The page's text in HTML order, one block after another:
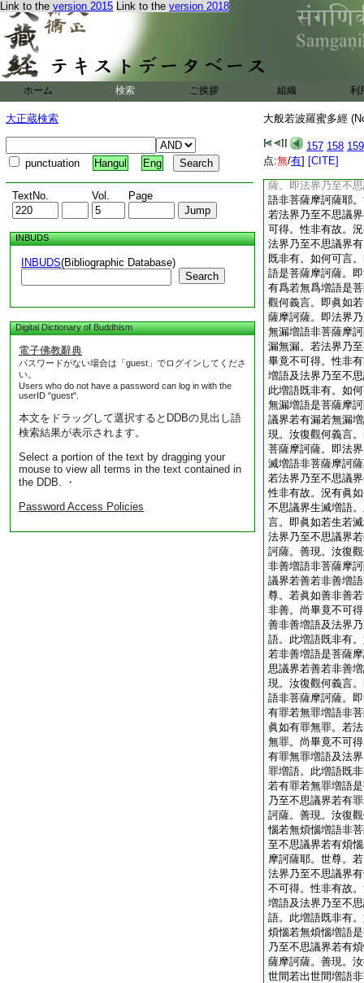
Link to the version 2015 Link to the version 2018
ホーム 検索 ご挨拶 組織 利
大正蔵検索
punctuation Hangul Eng
TextNo. Vol. Page
INBUDS
INBUDS(Bibliographic Database)
Search
Digital Dictionary of Buddhism
電子佛教辭典
パスワードがない場合は「guest」でログインしてくださ
い。
Users who do not have a password can log in with the
userID "guest".
本文をドラッグして選択するとDDBの見出し語
検索結果が表示されます。
Select a portion of the text by dragging your
mouse to view all terms in the text contained in
the DDB. ・
Password Access Policies
大般若波羅蜜多經
157 158 159
点:無/有] [CITE]
議界若寂靜若不寂
善現。汝復觀何義
離増語非菩薩摩訶
界若遠離若不遠離
議界遠離不遠離。
況有眞如遠離不遠
議界遠離不遠離増
可言。即眞如若遠
摩訶薩。即法界乃
遠離増語是菩薩摩
言。即眞如若有爲
薩。即法界乃至不
語非菩薩摩訶薩耶
若法界乃至不思議
可得。性非有故。
法界乃至不思議界
既非有。如何可言
語是菩薩摩訶薩。
有爲若無爲増語是
觀何義言。即眞如
薩摩訶薩。即法界
無漏増語非菩薩摩
漏無漏。若法界乃
畢竟不可得。性非
増語及法界乃至不
此増語既非有。如
無漏増語是菩薩摩
議界若有漏若無漏
現。汝復觀何義言
菩薩摩訶薩。即法
滅増語非菩薩摩訶
若法界乃至不思議
性非有故。況有眞
不思議界生滅増語
言。即眞如若生若
法界乃至不思議界
訶薩。善現。汝復
非善増語非菩薩摩
議界若善若非善増
尊。若眞如善非善
非善。尚畢竟不可
善非善増語及法界
語。此増語既非有
若非善増語是菩薩
思議界若善若非善
現。汝復觀何義言
語非菩薩摩訶薩。
有罪若無罪増語非
眞如有罪無罪。若
無罪。尚畢竟不可
有罪無罪増語及法
罪増語。此増語既
若有罪若無罪増語
乃至不思議界若有
訶薩。善現。汝復
惱若無煩惱増語非
至不思議界若有煩
摩訶薩耶。世尊。
法界乃至不思議界
不可得。性非有故
増語及法界乃至不
語。此増語既非有
煩惱若無煩惱増語
乃至不思議界若有
薩摩訶薩。善現。
世間若出世間増語